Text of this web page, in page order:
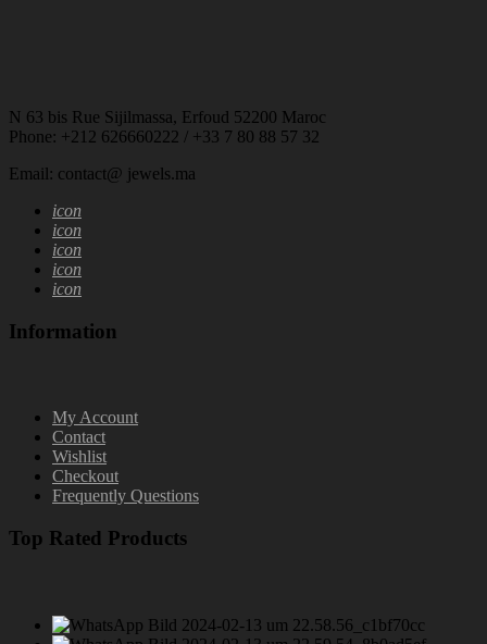
N 63 bis Rue Sijilmassa, Erfoud 52200 Maroc
Phone: +212 626660222 / +33 7 80 88 57 32
Email: contact@ jewels.ma
icon
icon
icon
icon
icon
Information
My Account
Contact
Wishlist
Checkout
Frequently Questions
Top Rated Products